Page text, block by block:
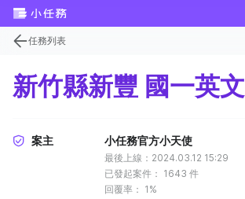
任務列表
新竹縣新豐 國一英文
案主 小任務官方小天使
最後上線：2024.03.12 15:29
已發起案件： 1643 件
回覆率： 1%